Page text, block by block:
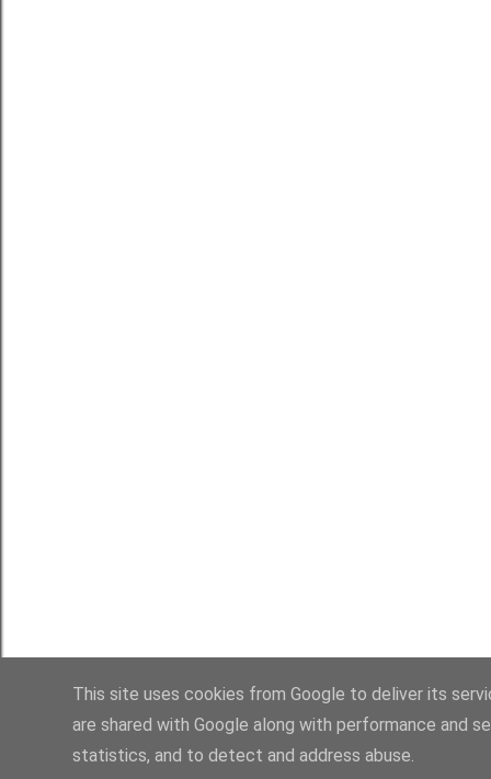
This site uses cookies from Google to deliver its
are shared with Google along with performance and
statistics, and to detect and address abuse.